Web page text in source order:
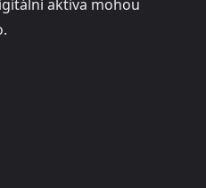
aktiva mohou